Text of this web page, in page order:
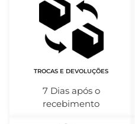
TROCAS E DEVOLUÇÕES
7 Dias após o
recebimento